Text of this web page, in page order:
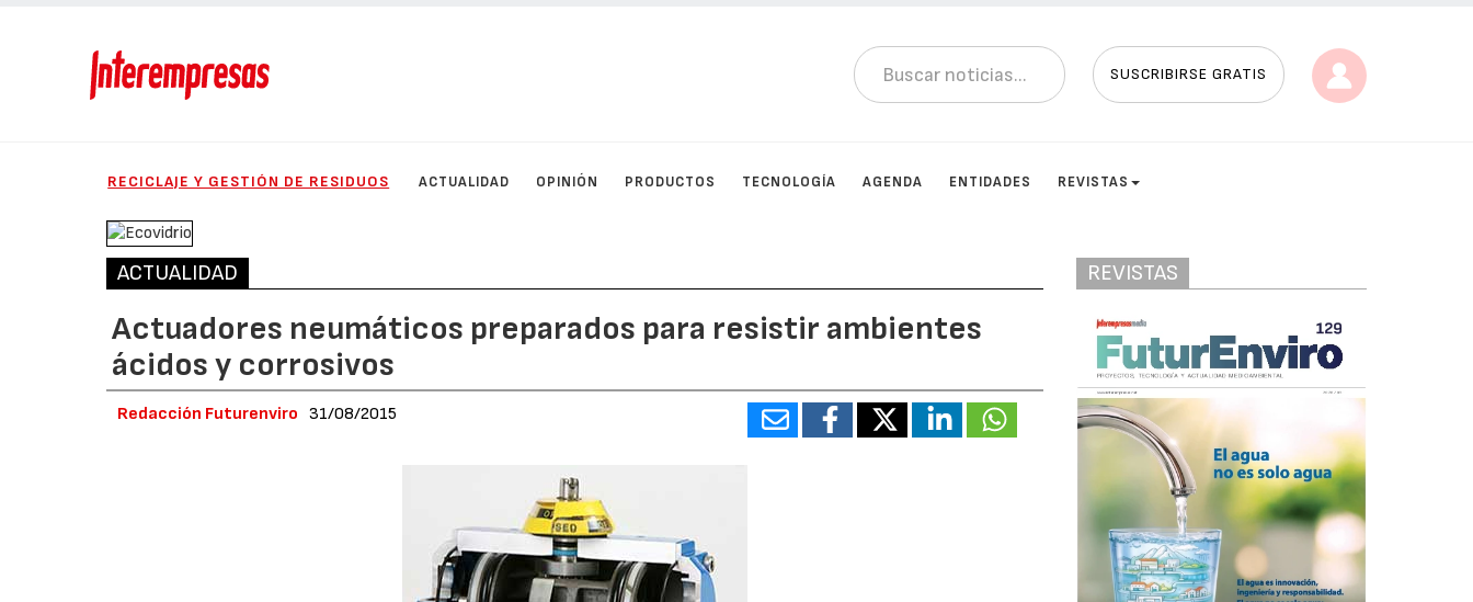
SUSCRIBIRSE GRATIS
RECICLAJE Y GESTIÓN DE RESIDUOS ACTUALIDAD OPINIÓN PRODUCTOS TECNOLOGÍA AGENDA ENTIDADES REVISTAS
ACTUALIDAD
Actuadores neumáticos preparados para resistir ambientes
ácidos y corrosivos
Redacción Futurenviro 31/08/2015
REVISTAS